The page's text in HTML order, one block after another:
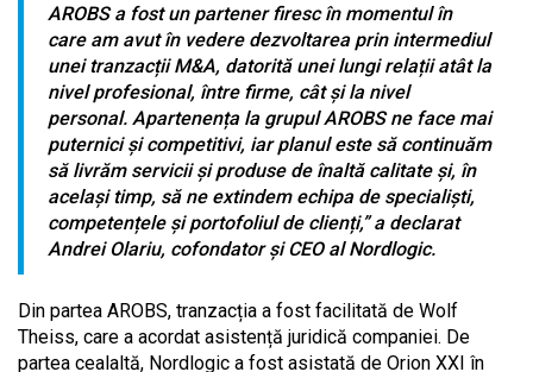
AROBS a fost un partener firesc în momentul în
care am avut în vedere dezvoltarea prin intermediul
unei tranzacții M&A, datorită unei lungi relații atât la
nivel profesional, între firme, cât și la nivel
personal. Apartenența la grupul AROBS ne face mai
puternici și competitivi, iar planul este să continuăm
să livrăm servicii și produse de înaltă calitate și, în
același timp, să ne extindem echipa de specialiști,
competențele și portofoliul de clienți,” a declarat
Andrei Olariu, cofondator și CEO al Nordlogic.
Din partea AROBS, tranzacția a fost facilitată de Wolf
Theiss, care a acordat asistență juridică companiei. De
partea cealaltă, Nordlogic a fost asistată de Orion XXI în